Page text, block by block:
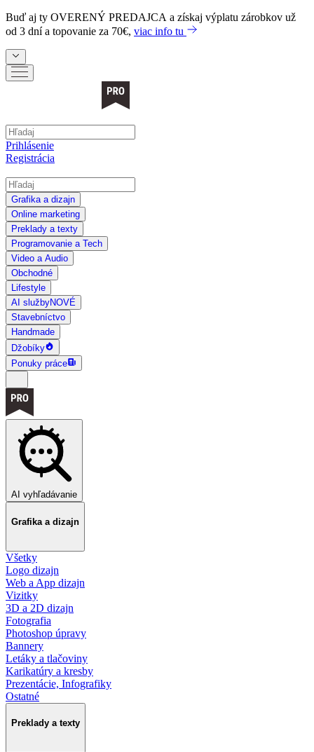
Buď aj ty OVERENÝ PREDAJCA a získaj výplatu zárobkov už
od 3 dní a topovanie za 70€, viac info tu
Prihlásenie
Registrácia
Grafika a dizajn
Online marketing
Preklady a texty
Programovanie a Tech
Video a Audio
Obchodné
Lifestyle
AI službyNOVÉ
Stavebníctvo
Handmade
Džobíky
Ponuky práce
AI vyhľadávanie
Grafika a dizajn
Všetky
Logo dizajn
Web a App dizajn
Vizitky
3D a 2D dizajn
Fotografia
Photoshop úpravy
Bannery
Letáky a tlačoviny
Karikatúry a kresby
Prezentácie, Infografiky
Ostatné
Preklady a texty